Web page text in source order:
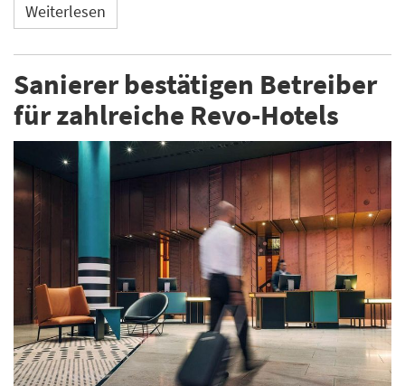
Weiterlesen
Sanierer bestätigen Betreiber
für zahlreiche Revo-Hotels